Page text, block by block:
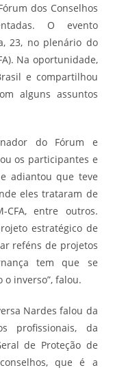
dos Conselhos
O evento
23, no plenário do
Na oportunidade,
e compartilhou
alguns assuntos
do Fórum e
os participantes e
adiantou que teve
eles trataram de
CFA, entre outros.
estratégico de
reféns de projetos
tem que se
inverso”, falou.
Nardes falou da
profissionais, da
de Proteção de
que é a